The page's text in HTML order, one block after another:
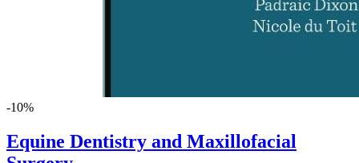
-10%
Equine Dentistry and Maxillofacial